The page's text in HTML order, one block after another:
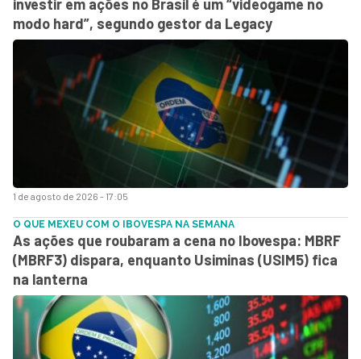
1 de agosto de 2026 - 17:05
investir em ações no Brasil é um “videogame no
modo hard”, segundo gestor da Legacy
O QUE MEXEU COM O IBOVESPA NA SEMANA
As ações que roubaram a cena no Ibovespa: MBRF
(MBRF3) dispara, enquanto Usiminas (USIM5) fica
na lanterna